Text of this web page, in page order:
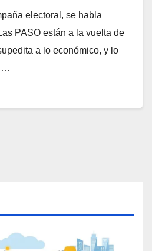
electoral, se habla
PASO están a la vuelta de
a lo económico, y lo